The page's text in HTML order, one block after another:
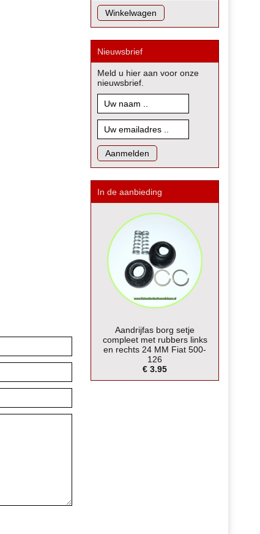
Nieuwsbrief
Meld u hier aan voor onze
nieuwsbrief.
In de aanbieding
Aandrijfas borg setje
compleet met rubbers links
en rechts 24 MM Fiat 500-
126
€ 3.95